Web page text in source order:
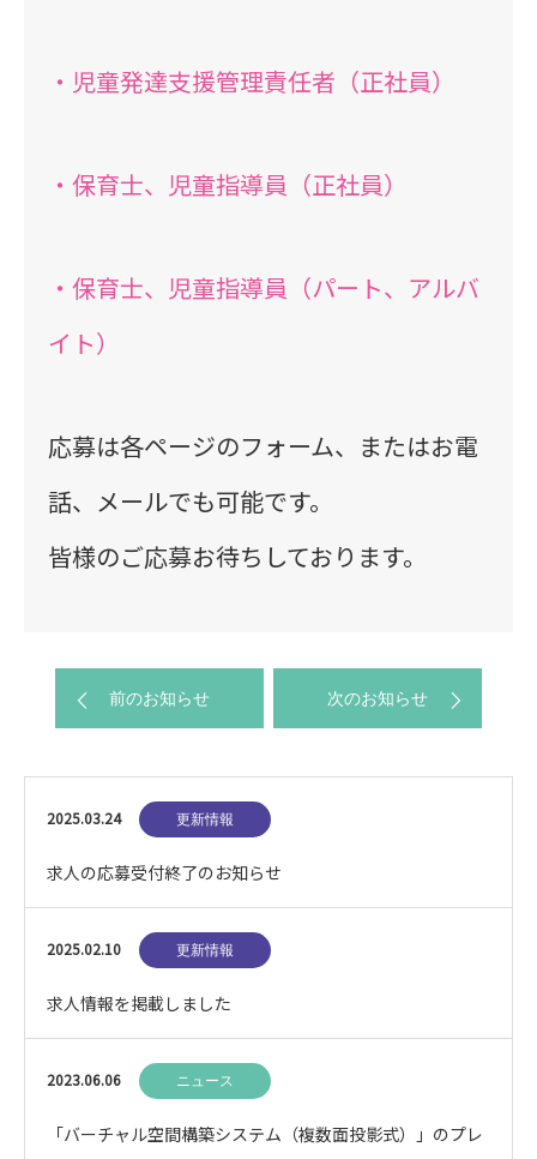
・児童発達支援管理責任者（正社員）
・保育士、児童指導員（正社員）
・保育士、児童指導員（パート、アルバ
イト）
応募は各ページのフォーム、またはお電
話、メールでも可能です。
皆様のご応募お待ちしております。
前のお知らせ 次のお知らせ
2025.03.24 更新情報
求人の応募受付終了のお知らせ
2025.02.10 更新情報
求人情報を掲載しました
2023.06.06 ニュース
「バーチャル空間構築システム（複数面投影式）」のプレ